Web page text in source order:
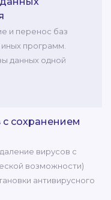
и перенос баз
программ.
данных одной
сохранением
вирусов с
возможности)
антивирусного